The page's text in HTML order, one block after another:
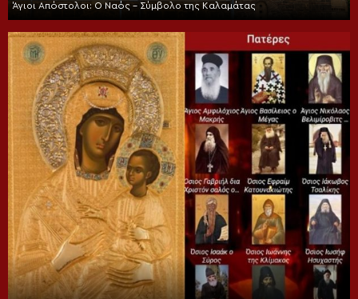
Άγιοι Απόστολοι: Ο Ναός – Σύμβολο της Καλαμάτας